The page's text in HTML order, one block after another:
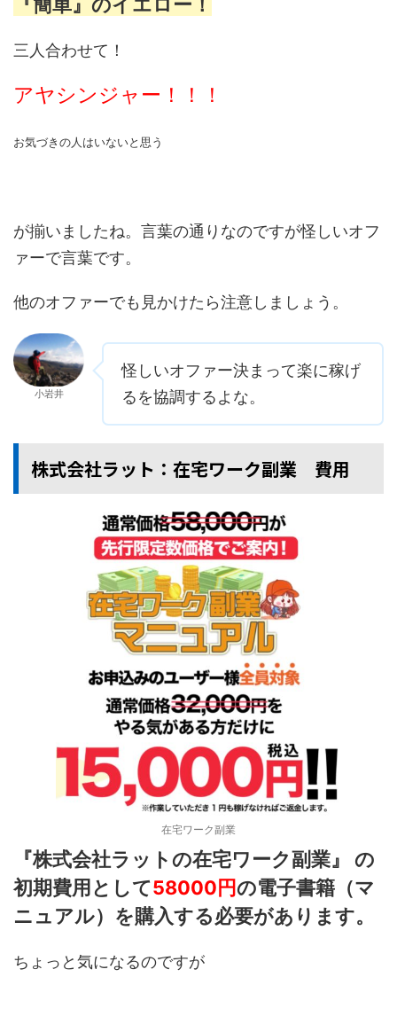
三人合わせて！
アヤシンジャー！！！
お気づきの人はいないと思う
が揃いましたね。言葉の通りなのですが怪しいオフ
ァーで言葉です。
他のオファーでも見かけたら注意しましょう。
小岩井
怪しいオファー決まって楽に稼げ
るを協調するよな。
株式会社ラット：在宅ワーク副業 費用
在宅ワーク副業
『株式会社ラットの在宅ワーク副業』 の
初期費用として58000円の電子書籍（マ
ニュアル）を購入する必要があります。
ちょっと気になるのですが